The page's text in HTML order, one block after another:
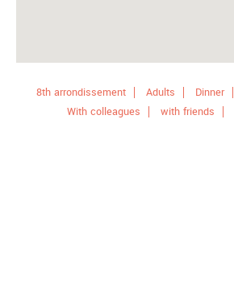
8th arrondissement Adults Dinner
With colleagues
with friends